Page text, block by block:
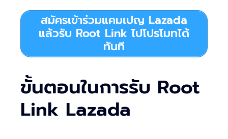
สมัครเข้าร่วมแคมเปญ Lazada
แล้วรับ Root Link ไปโปรโมทได้
ทันที
ขั้นตอนในการรับ Root
Link Lazada